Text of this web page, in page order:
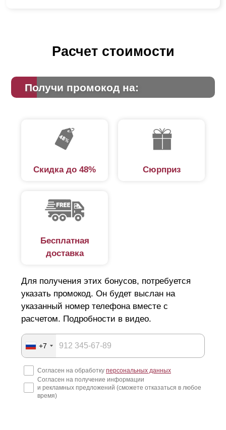
Расчет стоимости
Получи промокод на:
Скидка до 48% Сюрприз
Бесплатная
доставка
Для получения этих бонусов, потребуется
указать промокод. Он будет выслан на
указанный номер телефона вместе с
расчетом. Подробности в видео.
+7
Согласен на обработку персональных данных
Согласен на получение информации
и рекламных предложений (сможете отказаться в любое
время)